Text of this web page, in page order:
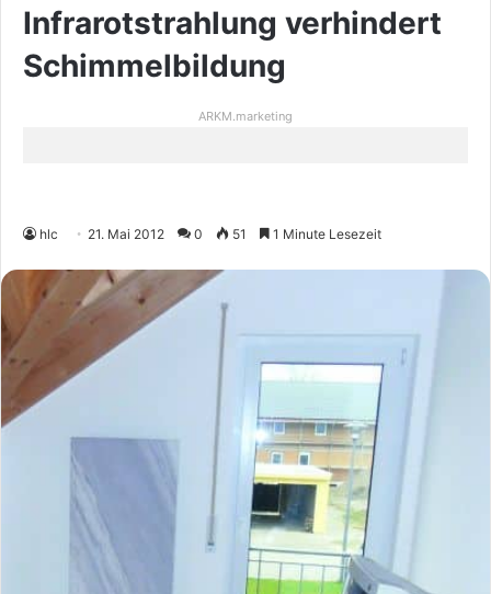
Infrarotstrahlung verhindert
Schimmelbildung
ARKM.marketing
hlc 21. Mai 2012 0 51 1 Minute Lesezeit